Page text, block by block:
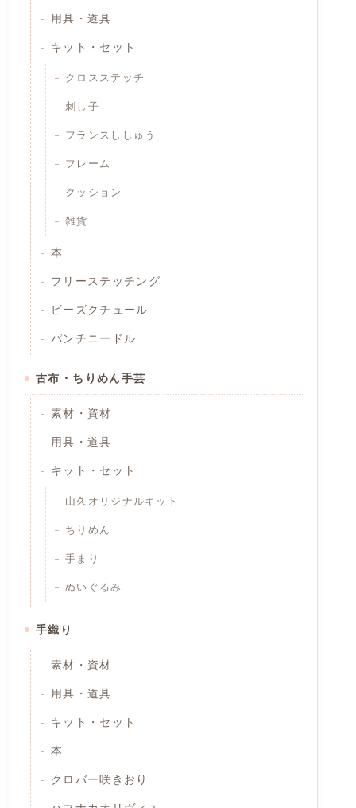
用具・道具
キット・セット
クロスステッチ
刺し子
フランスししゅう
フレーム
クッション
雑貨
本
フリーステッチング
ビーズクチュール
パンチニードル
古布・ちりめん手芸
素材・資材
用具・道具
キット・セット
山久オリジナルキット
ちりめん
手まり
ぬいぐるみ
手織り
素材・資材
用具・道具
キット・セット
本
クロバー咲きおり